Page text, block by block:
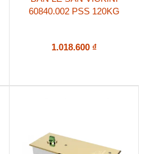
60840.002 PSS 120KG
1.018.600 ₫